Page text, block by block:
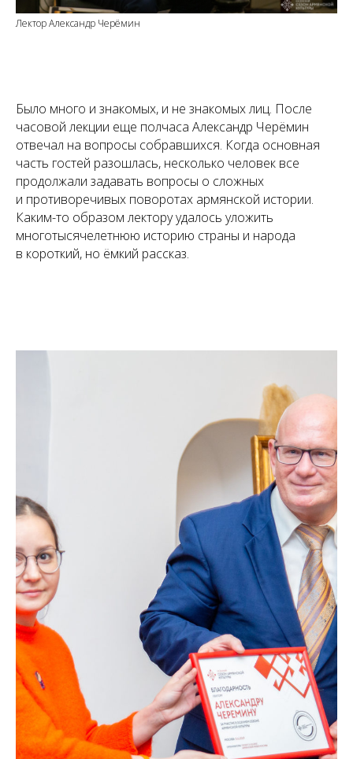
Лектор Александр Черёмин
Было много и знакомых, и не знакомых лиц. После
часовой лекции еще полчаса Александр Черёмин
отвечал на вопросы собравшихся. Когда основная
часть гостей разошлась, несколько человек все
продолжали задавать вопросы о сложных
и противоречивых поворотах армянской истории.
Каким-то образом лектору удалось уложить
многотысячелетнюю историю страны и народа
в короткий, но ёмкий рассказ.